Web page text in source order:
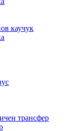
каучук
трансфер